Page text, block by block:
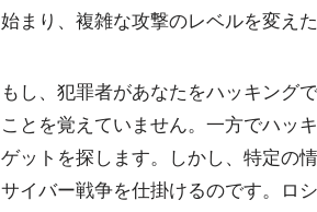
始まり、複雑な攻撃のレベルを変え
もし、犯罪者があなたをハッキング
ことを覚えていません。一方でハッ
ゲットを探します。しかし、特定の
サイバー戦争を仕掛けるのです。ロ